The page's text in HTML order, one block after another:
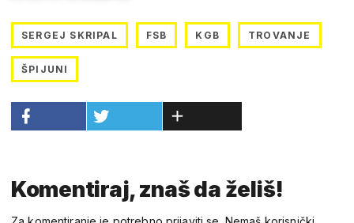
SERGEJ SKRIPAL FSB KGB TROVANJE
ŠPIJUNI
Komentiraj, znaš da želiš!